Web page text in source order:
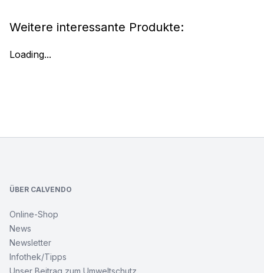
Weitere interessante Produkte:
Loading...
ÜBER CALVENDO
Online-Shop
News
Newsletter
Infothek/Tipps